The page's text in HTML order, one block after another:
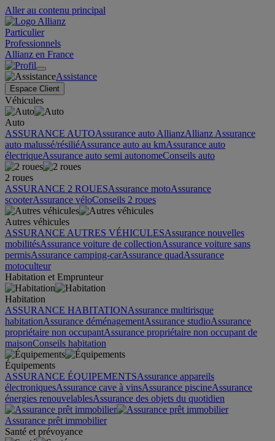
Aller au contenu principal
Particulier
Professionnels
Allianz en France
Assistance
Espace Client
Véhicules
Auto
ASSURANCE AUTOAssurance auto AllianzAllianz Assurance
auto malussé/résiliéAssurance auto au kmAssurance auto
électriqueAssurance auto semi autonomeConseils auto
2 roues
ASSURANCE 2 ROUESAssurance motoAssurance
scooterAssurance véloConseils 2 roues
Autres véhicules
ASSURANCE AUTRES VÉHICULESAssurance nouvelles
mobilitésAssurance voiture de collectionAssurance voiture sans
permisAssurance camping-carAssurance quadAssurance
motoculteur
Habitation et Emprunteur
Habitation
ASSURANCE HABITATIONAssurance multirisque
habitationAssurance déménagementAssurance studioAssurance
propriétaire non occupantAssurance propriétaire non occupant de
maisonConseils habitation
Équipements
ASSURANCE ÉQUIPEMENTSAssurance appareils
électroniquesAssurance cave à vinsAssurance piscineAssurance
énergies renouvelablesAssurance des objets du quotidien
Assurance prêt immobilier
Santé et prévoyance